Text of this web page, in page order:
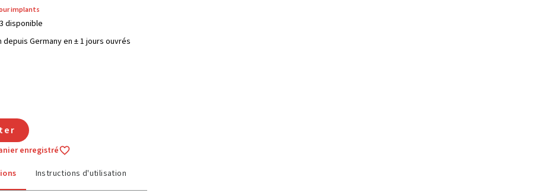
implants
disponible
depuis Germany en ± 1 jours ouvrés
enregistré
Instructions d'utilisation